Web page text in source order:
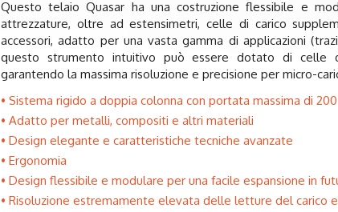
Questo telaio Quasar ha una costruzione flessibile e
attrezzature, oltre ad estensimetri, celle di carico
accessori, adatto per una vasta gamma di applicazioni
questo strumento intuitivo può essere dotato di celle
garantendo la massima risoluzione e precisione per micro-
Sistema rigido a doppia colonna con portata massima di 200
Adatto per metalli, compositi e altri materiali
Design elegante e caratteristiche tecniche avanzate
Ergonomia
Design flessibile e modulare per una facile espansione in
Risoluzione estremamente elevata delle letture del carico